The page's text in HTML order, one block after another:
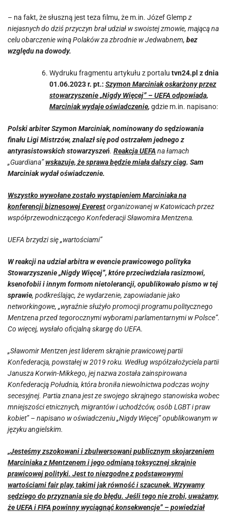
– na fakt, że słuszną jest teza filmu, że m.in. Józef Glempz
niejasnych do dziś przyczyn brał udział w swoistej zmowie, mającą na
celu obarczenie winą Polaków za zbrodnie w Jedwabnem, bez
względu na dowody.
Wydruku fragmentu artykułu z portalu tvn24.pl z dnia
01.06.2023 r. pt.: Szymon Marciniak oskarżony przez
stowarzyszenie „Nigdy Więcej” – UEFA odpowiada,
Marciniak wydaje oświadczenie, gdzie m.in. napisano:
Polski arbiter Szymon Marciniak, nominowany do sędziowania
finału Ligi Mistrzów, znalazł się pod ostrzałem jednego z
antyrasistowskich stowarzyszeń. Reakcja UEFA na łamach
„Guardiana”wskazuje, żesprawa będzie miała dalszy ciąg. Sam
Marciniak wydał oświadczenie.
Wszystko wywołane zostało wystąpieniem Marciniaka na
konferencji biznesowej Everestorganizowanej w Katowicach przez
współprzewodniczącego Konfederacji Sławomira Mentzena.
UEFA brzydzi się „wartościami”
W reakcji na udział arbitra w evencie prawicowego polityka
Stowarzyszenie „Nigdy Więcej”, które przeciwdziała rasizmowi,
ksenofobii i innym formom nietolerancji, opublikowało pismo w tej
sprawie, podkreślając, że wydarzenie, zapowiadanie jako
networkingowe, „wyraźnie służyło promocji programu politycznego
Mentzena przed tegorocznymi wyborami parlamentarnymi w Polsce”.
Co więcej, wysłało oficjalną skargę do UEFA.
„Sławomir Mentzen jest liderem skrajnie prawicowej partii
Konfederacja, powstałej w 2019 roku. Według współzałożyciela partii
Janusza Korwin-Mikkego, jej nazwa została zainspirowana
Konfederacją Południa, która broniła niewolnictwa podczas wojny
secesyjnej. Partia znana jest ze swojego skrajnego stanowiska wobec
mniejszości etnicznych, migrantów i uchodźców, osób LGBT i praw
kobiet” – napisano w oświadczeniu „Nigdy Więcej” opublikowanym w
języku angielskim.
„Jesteśmy zszokowani i zbulwersowani publicznym skojarzeniem
Marciniaka z Mentzenem i jego odmianą toksycznej skrajnie
prawicowej polityki. Jest to niezgodne z podstawowymi
wartościami fair play, takimi jak równość i szacunek. Wzywamy
sędziego do przyznania się do błędu. Jeśli tego nie zrobi, uważamy,
że UEFA i FIFA powinny wyciągnąć konsekwencje” – powiedział